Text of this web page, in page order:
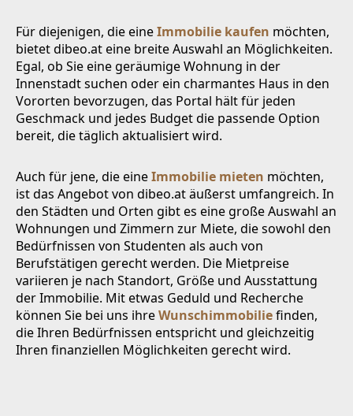
Für diejenigen, die eineImmobilie kaufen möchten,
bietet dibeo.at eine breite Auswahl an Möglichkeiten.
Egal, ob Sie eine geräumige Wohnung in der
Innenstadt suchen oder ein charmantes Haus in den
Vororten bevorzugen, das Portal hält für jeden
Geschmack und jedes Budget die passende Option
bereit, die täglich aktualisiert wird.
Auch für jene, die eineImmobilie mieten möchten,
ist das Angebot von dibeo.at äußerst umfangreich. In
den Städten und Orten gibt es eine große Auswahl an
Wohnungen und Zimmern zur Miete, die sowohl den
Bedürfnissen von Studenten als auch von
Berufstätigen gerecht werden. Die Mietpreise
variieren je nach Standort, Größe und Ausstattung
der Immobilie. Mit etwas Geduld und Recherche
können Sie bei uns ihreWunschimmobiliefinden,
die Ihren Bedürfnissen entspricht und gleichzeitig
Ihren finanziellen Möglichkeiten gerecht wird.